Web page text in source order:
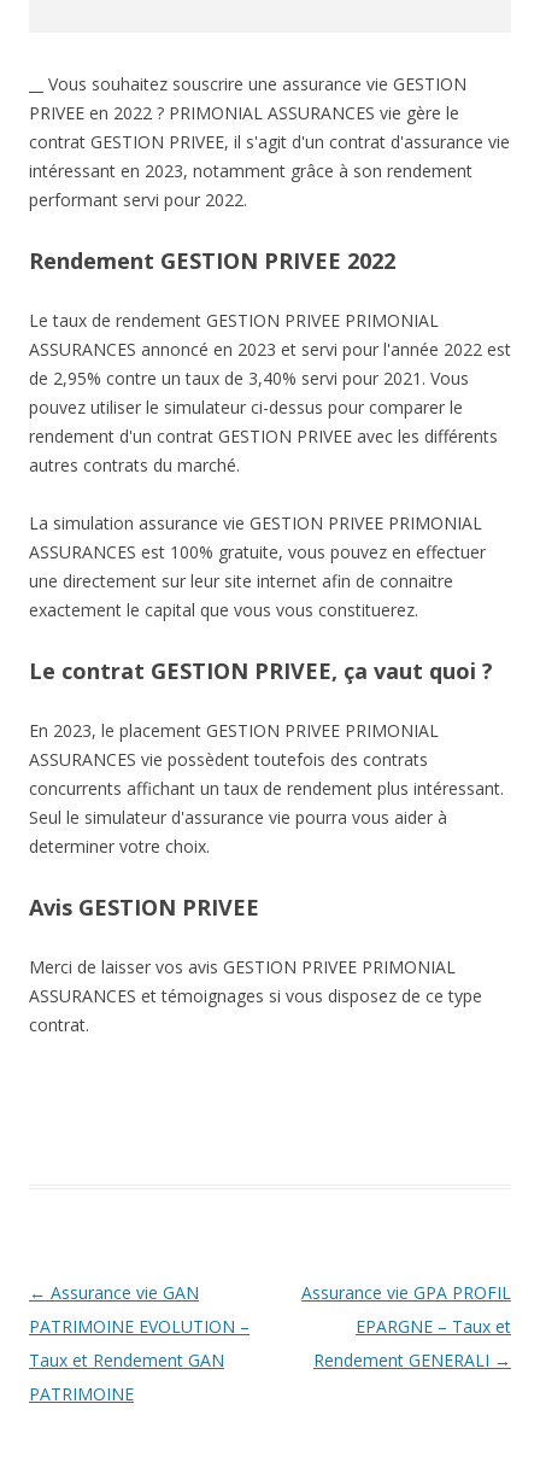
__ Vous souhaitez souscrire une assurance vie GESTION
PRIVEE en 2022 ? PRIMONIAL ASSURANCES vie gère le
contrat GESTION PRIVEE, il s'agit d'un contrat d'assurance vie
intéressant en 2023, notamment grâce à son rendement
performant servi pour 2022.
Rendement GESTION PRIVEE 2022
Le taux de rendement GESTION PRIVEE PRIMONIAL
ASSURANCES annoncé en 2023 et servi pour l'année 2022 est
de 2,95% contre un taux de 3,40% servi pour 2021. Vous
pouvez utiliser le simulateur ci-dessus pour comparer le
rendement d'un contrat GESTION PRIVEE avec les différents
autres contrats du marché.
La simulation assurance vie GESTION PRIVEE PRIMONIAL
ASSURANCES est 100% gratuite, vous pouvez en effectuer
une directement sur leur site internet afin de connaitre
exactement le capital que vous vous constituerez.
Le contrat GESTION PRIVEE, ça vaut quoi ?
En 2023, le placement GESTION PRIVEE PRIMONIAL
ASSURANCES vie possèdent toutefois des contrats
concurrents affichant un taux de rendement plus intéressant.
Seul le simulateur d'assurance vie pourra vous aider à
determiner votre choix.
Avis GESTION PRIVEE
Merci de laisser vos avis GESTION PRIVEE PRIMONIAL
ASSURANCES et témoignages si vous disposez de ce type
contrat.
Navigation
des
articles
← Assurance vie GAN
PATRIMOINE EVOLUTION –
Taux et Rendement GAN
PATRIMOINE
Assurance vie GPA PROFIL
EPARGNE – Taux et
Rendement GENERALI →